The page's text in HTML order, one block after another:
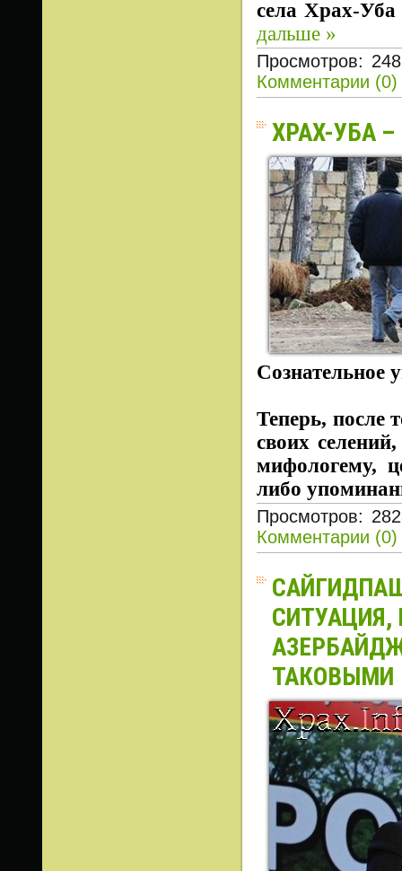
села Храх-
дальше »
Просмотров:
Комментарии (0)
ХРАХ-УБА
Сознательное
Теперь, после
своих
мифологему,
либо
Просмотров:
Комментарии (0)
СИТУАЦИЯ,
ТАКОВЫМИ